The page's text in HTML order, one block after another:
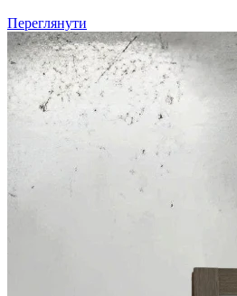
Переглянути